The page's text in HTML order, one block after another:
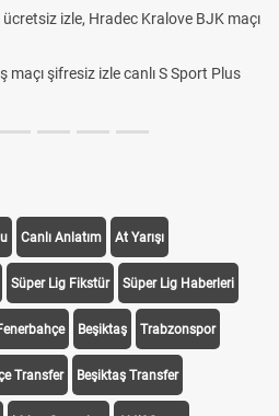
izle, Hradec Kralove BJK maçı
maçı şifresiz izle canlı S Sport Plus
Canlı Anlatım At Yarışı
Süper Lig Fikstür Süper Lig Haberleri
Beşiktaş Trabzonspor
Transfer Beşiktaş Transfer